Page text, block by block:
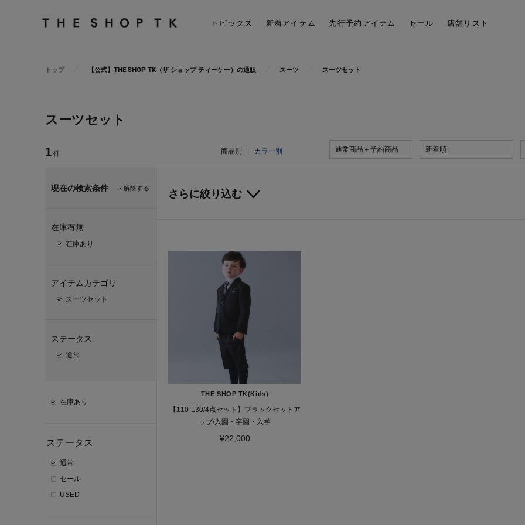
トピックス 新着アイテム 先行予約アイテム セール 店舗リスト
トップ 【公式】THE SHOP TK（ザ ショップ ティーケー）の通販 スーツ スーツセット
スーツセット
1 件 商品別 カラー別 通常商品＋予約商品 新着順
ｘ解除する
現在の検索条件
在庫有無
在庫あり
アイテムカテゴリ
スーツセット
ステータス
通常
在庫あり
ステータス
通常
セール
USED
さらに絞り込む
THE SHOP TK(Kids)
【110-130/4点セット】ブラックセットア
ップ/入園・卒園・入学
¥22,000